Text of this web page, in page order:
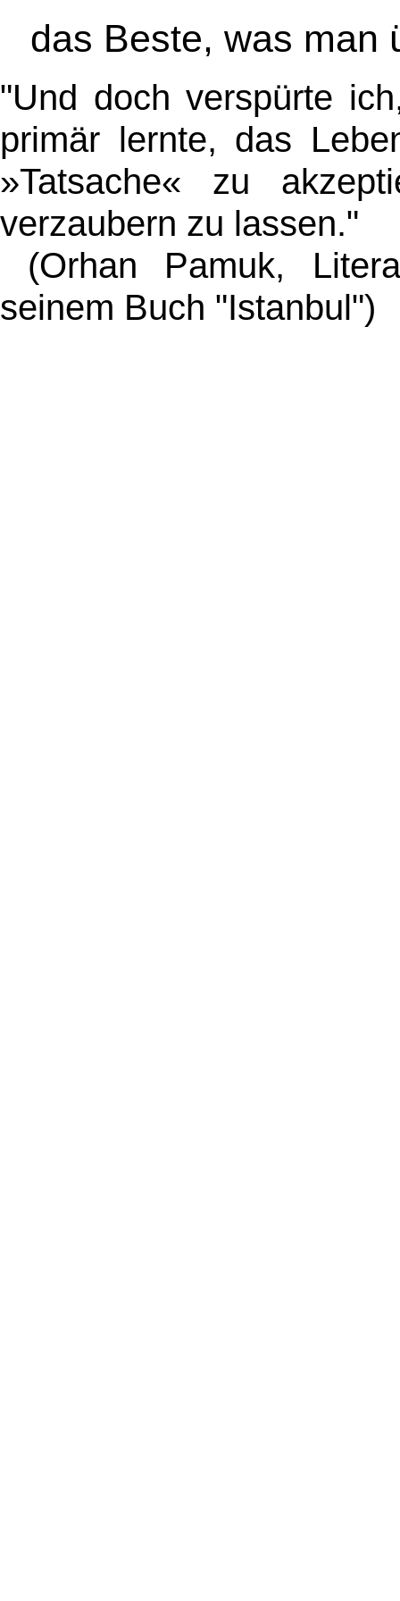
das Beste, was man
"Und doch verspürte
primär lernte, das
»Tatsache« zu
verzaubern zu lassen."
(Orhan Pamuk,
seinem Buch "Istanbul")